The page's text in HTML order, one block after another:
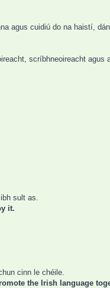
agus cuidiú do na haistí,
scríbhneoireacht agus
sult as.
it.
cinn le chéile.
the Irish language